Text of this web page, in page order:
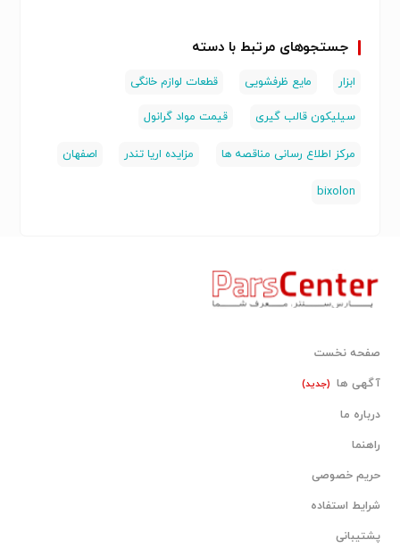
جستجوهای مرتبط با دسته
ابزار مایع ظرفشویی قطعات لوازم خانگی
سیلیکون قالب گیری قیمت مواد گرانول
مرکز اطلاع رسانی مناقصه ها مزایده اریا تندر اصفهان
bixolon
صفحه نخست
آگهی ها (جدید)
درباره ما
راهنما
حریم خصوصی
شرایط استفاده
پشتیبانی